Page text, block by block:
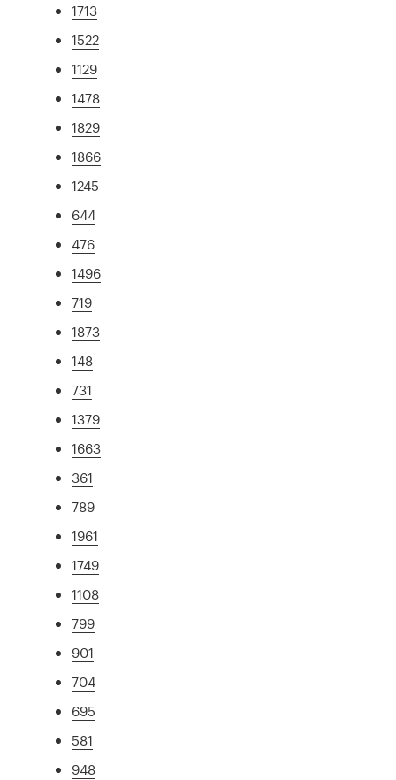
1713
1522
1129
1478
1829
1866
1245
644
476
1496
719
1873
148
731
1379
1663
361
789
1961
1749
1108
799
901
704
695
581
948